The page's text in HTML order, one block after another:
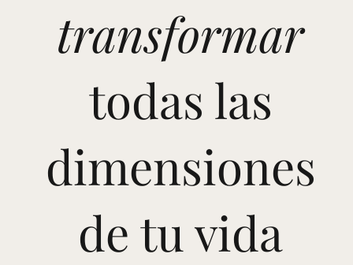
transformar
todas las
dimensiones
de tu vida